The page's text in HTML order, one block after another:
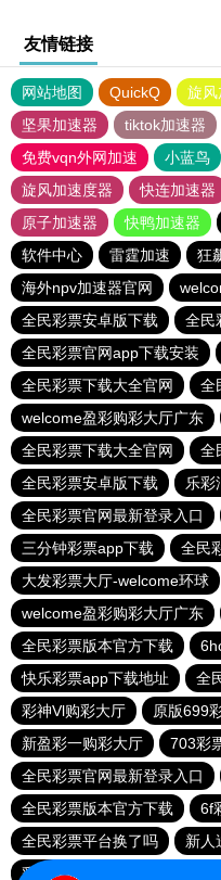
友情链接
网站地图 QuickQ 旋风
坚果加速器
tiktok加速器
免费vqn外网加速
小蓝鸟
旋风加速度器
快连加速器
原子加速器
快鸭加速器
软件中心
雷霆加速 狂
海外npv加速器官网
全民彩票安卓版下载
全民
全民彩票官网app下载安装
全民彩票下载大全官网
全
welcome盈彩购彩大厅广东
全民彩票下载大全官网
全
全民彩票安卓版下载
乐彩
全民彩票官网最新登录入口
三分钟彩票app下载
全民
大发彩票大厅-welcome环球
welcome盈彩购彩大厅广东
全民彩票版本官方下载
快乐彩票app下载地址
全
彩神Vl购彩大厅
原版699
新盈彩一购彩大厅
703彩
全民彩票官网最新登录入口
全民彩票版本官方下载
6f
全民彩票平台换了吗
新人
彩神Vl购彩大厅